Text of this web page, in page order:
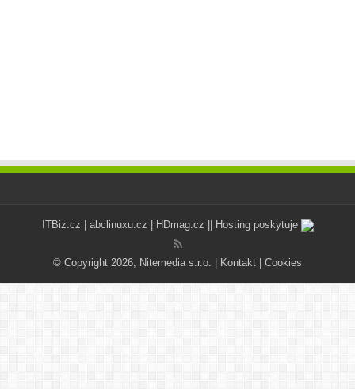
ITBiz.cz abclinuxu.cz HDmag.cz || Hosting poskytuje
© Copyright 2026, Nitemedia s.r.o. | Kontakt Cookies